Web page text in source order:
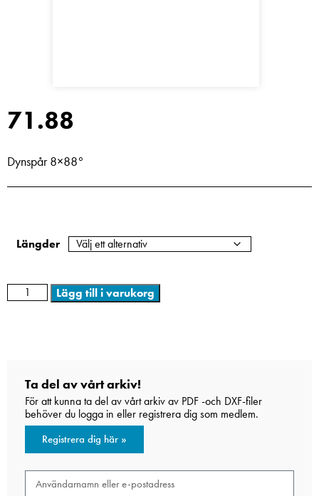
71.88
Dynspår 8×88°
Längder
Lägg till i varukorg
Ta del av vårt arkiv!
För att kunna ta del av vårt arkiv av PDF -och DXF-filer
behöver du logga in eller registrera dig som medlem.
Registrera dig här »